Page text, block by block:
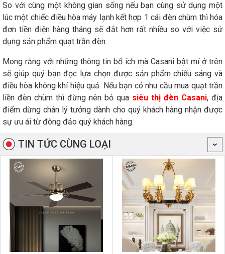
So với cùng một không gian sống nếu bạn cùng sử dụng một
lúc một chiếc điều hòa máy lạnh kết hợp 1 cái đèn chùm thì hóa
đơn tiền điện hàng tháng sẽ đắt hơn rất nhiều so với việc sử
dụng sản phẩm quạt trần đèn.
Mong rằng với những thông tin bổ ích mà Casani bật mí ở trên
sẽ giúp quý bạn đọc lựa chọn được sản phẩm chiếu sáng và
điều hòa không khí hiệu quả. Nếu bạn có nhu cầu mua quạt trần
liền đèn chùm thì đừng nên bỏ qua siêu thị đèn Casani, địa
điểm dừng chân lý tưởng dành cho quý khách hàng nhận được
sự ưu ái từ đông đảo quý khách hàng.
TIN TỨC CÙNG LOẠI